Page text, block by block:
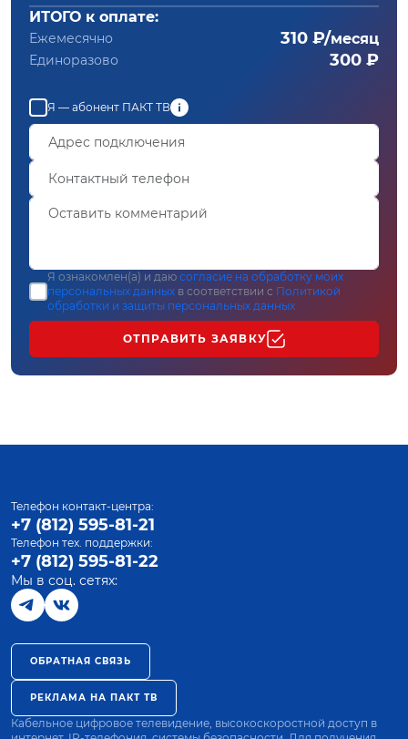
ИТОГО к оплате:
Ежемесячно 310 ₽/месяц
Единоразово 300 ₽
Я — абонент ПАКТ ТВ
Я ознакомлен(а) и даю согласие на обработку моих
персональных данных в соответствии с Политикой
обработки и защиты персональных данных
ОТПРАВИТЬ ЗАЯВКУ
Телефон контакт-центра:
+7 (812) 595-81-21
Телефон тех. поддержки:
+7 (812) 595-81-22
Мы в соц. сетях:
ОБРАТНАЯ СВЯЗЬ
РЕКЛАМА НА ПАКТ ТВ
Кабельное цифровое телевидение, высокоскоростной доступ в